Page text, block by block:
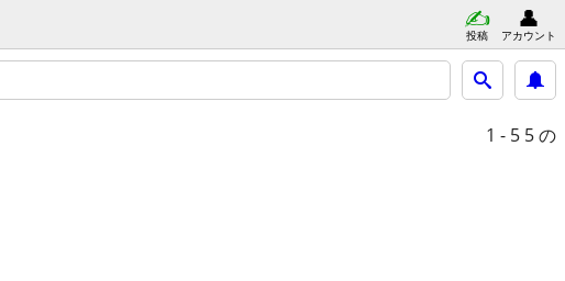
投稿 アカウント
1 - 5 5 の